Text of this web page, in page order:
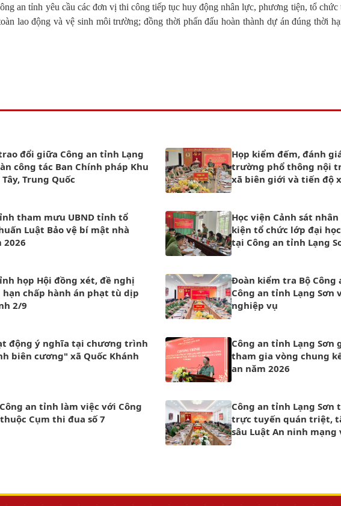
an tỉnh yêu cầu các đơn vị thi công tiếp tục huy động nhân lực, phương tiện, tổ
lao động và vệ sinh môi trường; đồng thời phấn đấu hoàn thành dự án đúng thời
đổi giữa Công an tỉnh Lạng
công tác Ban Chính pháp Khu
Trung Quốc
Họp kiểm đếm, đánh
trường phổ thông nội
xã biên giới và tiến độ
tham mưu UBND tỉnh tổ
Luật Bảo vệ bí mật nhà
2026
Học viện Cảnh sát
kiện tổ chức lớp đại
tại Công an tỉnh Lạng
họp Hội đồng xét, đề nghị
chấp hành án phạt tù dịp
2/9
Đoàn kiểm tra Bộ Công
Công an tỉnh Lạng Sơn
nghiệp vụ
động ý nghĩa tại chương trình
biên cương" xã Quốc Khánh
Công an tỉnh Lạng Sơn
tham gia vòng chung
an năm 2026
an tỉnh làm việc với Công
Cụm thi đua số 7
Công an tỉnh Lạng
trực tuyến quán triệt,
sâu Luật An ninh mạng